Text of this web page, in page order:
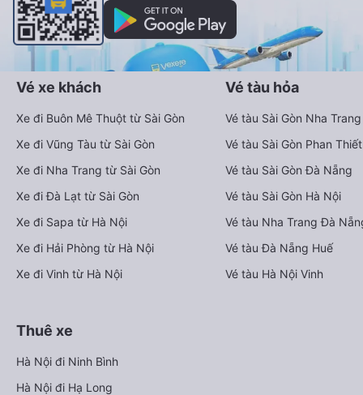
Vé xe khách
Xe đi Buôn Mê Thuột từ Sài Gòn
Xe đi Vũng Tàu từ Sài Gòn
Xe đi Nha Trang từ Sài Gòn
Xe đi Đà Lạt từ Sài Gòn
Xe đi Sapa từ Hà Nội
Xe đi Hải Phòng từ Hà Nội
Xe đi Vinh từ Hà Nội
Vé tàu hỏa
Vé tàu Sài Gòn Nha Trang
Vé tàu Sài Gòn Phan Thiết
Vé tàu Sài Gòn Đà Nẵng
Vé tàu Sài Gòn Hà Nội
Vé tàu Nha Trang Đà
Vé tàu Đà Nẵng Huế
Vé tàu Hà Nội Vinh
Thuê xe
Hà Nội đi Ninh Bình
Hà Nội đi Hạ Long